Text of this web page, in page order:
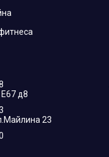
д8
23